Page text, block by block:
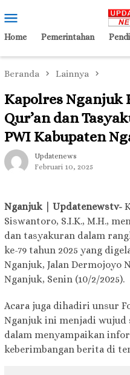
ke
kontenMobile
Home Pemerintahan
Beranda Lainnya
Kapolres Nganjuk
Qur’an dan
PWI Kabupaten
Updatenews
Februari 10, 2025
Nganjuk | Updatenewstv-
Siswantoro, S.I.K., M.H.,
dan tasyakuran dalam
ke-79 tahun 2025 yang
Nganjuk, Jalan Dermojoyo
Nganjuk, Senin (10/2/2025).
Acara juga dihadiri unsur
Nganjuk ini menjadi wujud
dalam menyampaikan
keberimbangan berita di